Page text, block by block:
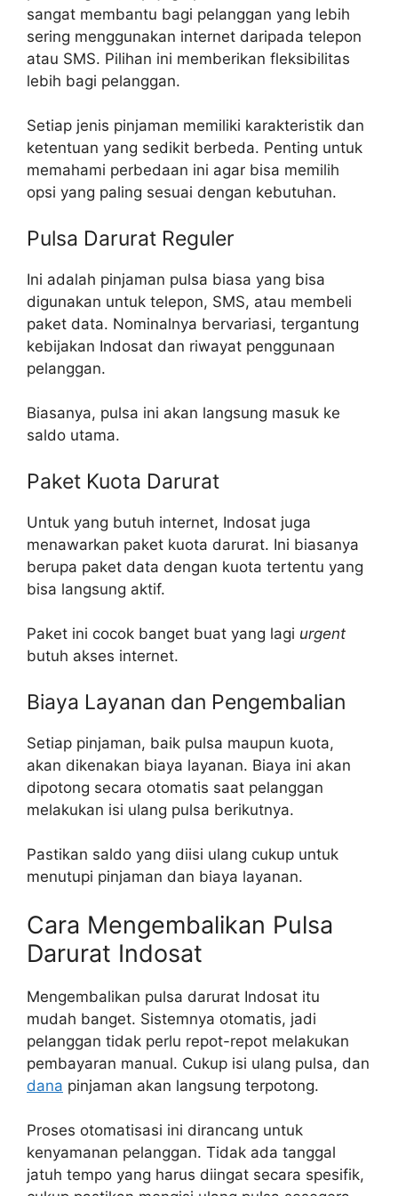
sangat membantu bagi pelanggan yang lebih
sering menggunakan internet daripada telepon
atau SMS. Pilihan ini memberikan fleksibilitas
lebih bagi pelanggan.
Setiap jenis pinjaman memiliki karakteristik dan
ketentuan yang sedikit berbeda. Penting untuk
memahami perbedaan ini agar bisa memilih
opsi yang paling sesuai dengan kebutuhan.
Pulsa Darurat Reguler
Ini adalah pinjaman pulsa biasa yang bisa
digunakan untuk telepon, SMS, atau membeli
paket data. Nominalnya bervariasi, tergantung
kebijakan Indosat dan riwayat penggunaan
pelanggan.
Biasanya, pulsa ini akan langsung masuk ke
saldo utama.
Paket Kuota Darurat
Untuk yang butuh internet, Indosat juga
menawarkan paket kuota darurat. Ini biasanya
berupa paket data dengan kuota tertentu yang
bisa langsung aktif.
Paket ini cocok banget buat yang lagi urgent
butuh akses internet.
Biaya Layanan dan Pengembalian
Setiap pinjaman, baik pulsa maupun kuota,
akan dikenakan biaya layanan. Biaya ini akan
dipotong secara otomatis saat pelanggan
melakukan isi ulang pulsa berikutnya.
Pastikan saldo yang diisi ulang cukup untuk
menutupi pinjaman dan biaya layanan.
Cara Mengembalikan Pulsa
Darurat Indosat
Mengembalikan pulsa darurat Indosat itu
mudah banget. Sistemnya otomatis, jadi
pelanggan tidak perlu repot-repot melakukan
pembayaran manual. Cukup isi ulang pulsa, dan
dana pinjaman akan langsung terpotong.
Proses otomatisasi ini dirancang untuk
kenyamanan pelanggan. Tidak ada tanggal
jatuh tempo yang harus diingat secara spesifik,